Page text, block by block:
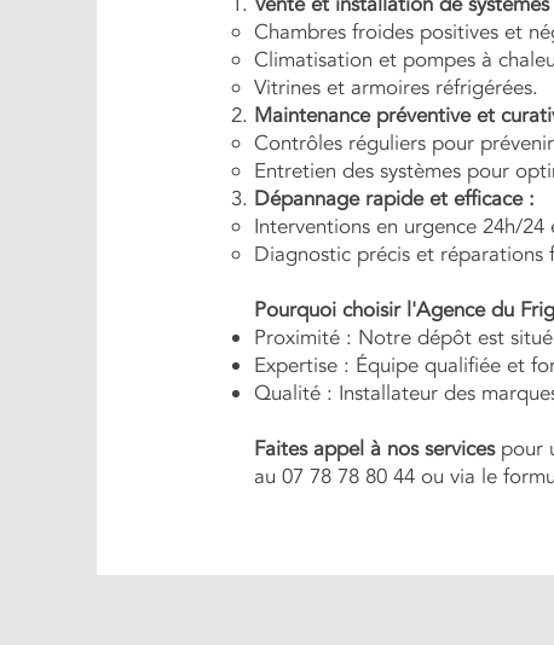
Chambres froides positives et
Climatisation et pompes à
Vitrines et armoires réfrigérées.
Maintenance préventive et
Contrôles réguliers pour
Entretien des systèmes pour
Dépannage rapide et efficace :
Interventions en urgence 24h/24
Diagnostic précis et réparations
Pourquoi choisir l'Agence du
Proximité : Notre dépôt est
Expertise : Équipe qualifiée et
Qualité : Installateur des
Faites appel à nos servicespour
au 07 78 78 80 44 ou via le